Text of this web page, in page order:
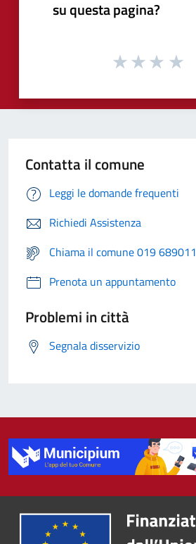
su questa pagina?
Contatta il comune
Leggi le domande frequenti
Richiedi Assistenza
Chiama il comune 019 689011
Prenota un appuntamento
Problemi in città
Segnala disservizio